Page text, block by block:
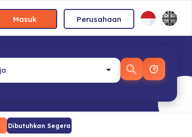
Masuk Perusahaan
Dibutuhkan Segera